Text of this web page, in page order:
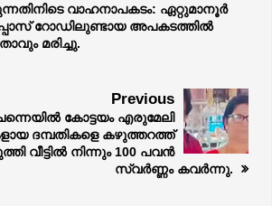
വാഹനാപകടം: ഏറ്റുമാനൂർ
റോഡിലുണ്ടായ അപകടത്തിൽ
മരിച്ചു.
Previous
കോട്ടയം എരുമേലി
ദമ്പതികളെ കഴുത്തറത്ത്
വീട്ടിൽ നിന്നും 100 പവൻ
സ്വർണ്ണം കവർന്നു.